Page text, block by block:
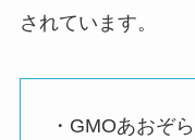
されています。
・GMOあおぞ